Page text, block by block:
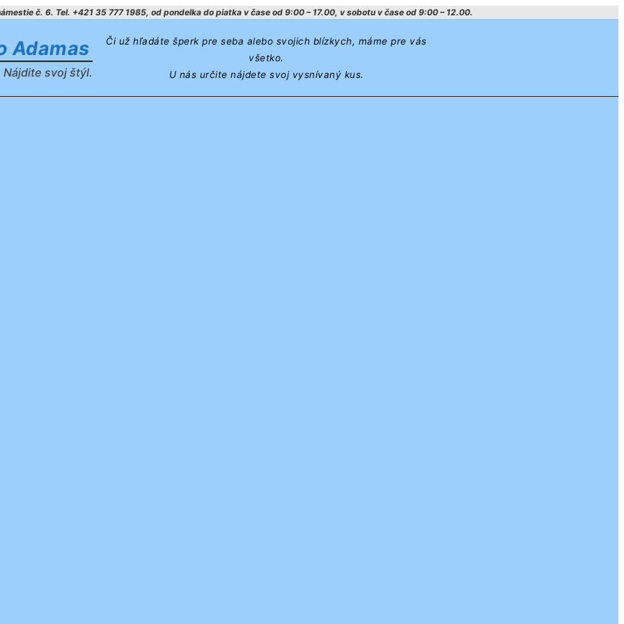
č. 6. Tel. +421 35 777 1985, od pondelka do piatka v čase od 9:00 – 17.00, v sobotu v čase od 9:00 – 12.00.
Adamas
svoj štýl.
Či už hľadáte šperk pre seba alebo svojich blízkych, máme pre vás
všetko.
U nás určite nájdete svoj vysnívaný kus.